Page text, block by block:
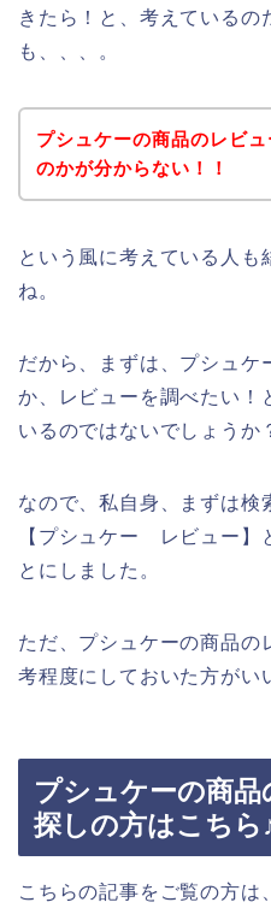
きたら！と、考えているの
も、、、。
プシュケーの商品のレビ
のかが分からない！！
という風に考えている人も
ね。
だから、まずは、プシュケ
か、レビューを調べたい！
いるのではないでしょうか
なので、私自身、まずは検
【プシュケー レビュー】
とにしました。
ただ、プシュケーの商品の
考程度にしておいた方がい
プシュケーの商
探しの方はこちら
こちらの記事をご覧の方は